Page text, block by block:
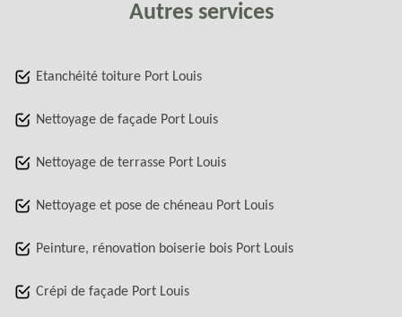
Autres services
Etanchéité toiture Port Louis
Nettoyage de façade Port Louis
Nettoyage de terrasse Port Louis
Nettoyage et pose de chéneau Port Louis
Peinture, rénovation boiserie bois Port Louis
Crépi de façade Port Louis